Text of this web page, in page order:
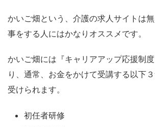
かいご畑という、介護の求人サイトは
事をする人にはかなりオススメです。
かいご畑には『キャリアアップ応援制
り、通常、お金をかけて受講する以下
受けられます。
初任者研修